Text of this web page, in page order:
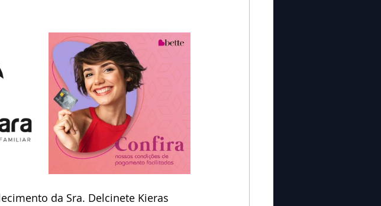
da Sra. Delcinete Kieras